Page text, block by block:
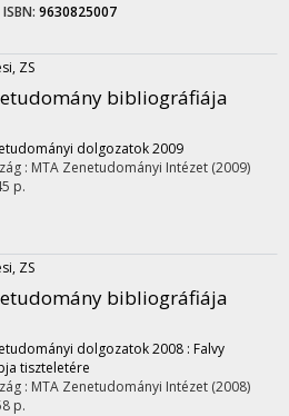
ISBN: 9630825007
ZS
bibliográfiája
dolgozatok 2009
: MTA Zenetudományi Intézet (2009)
p.
ZS
bibliográfiája
dolgozatok 2008 : Falvy
tiszteletére
: MTA Zenetudományi Intézet (2008)
p.